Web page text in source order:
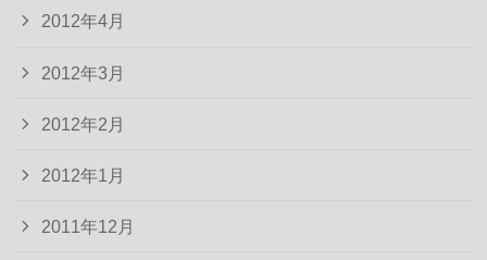
2012年4月
2012年3月
2012年2月
2012年1月
2011年12月